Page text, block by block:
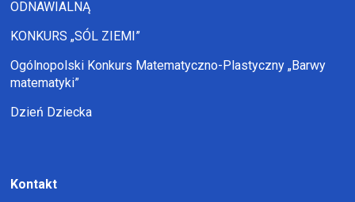
ODNAWIALNĄ
KONKURS „SÓL ZIEMI”
Ogólnopolski Konkurs Matematyczno-Plastyczny „Barwy
matematyki”
Dzień Dziecka
Kontakt